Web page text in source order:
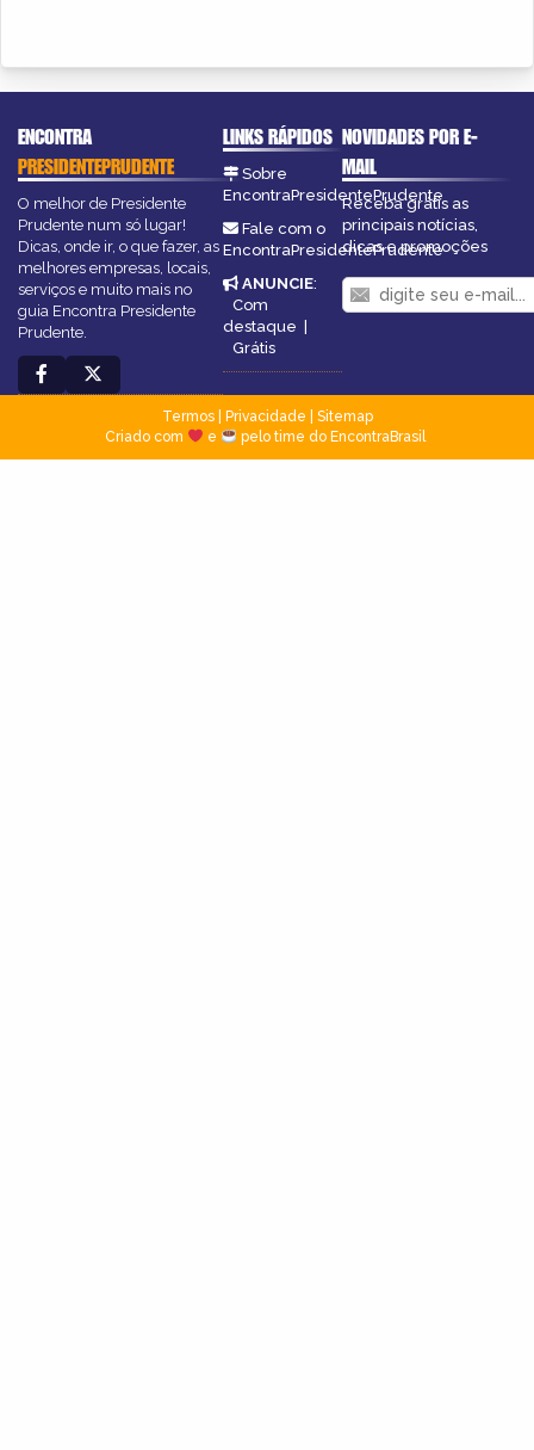
ENCONTRA
PRESIDENTEPRUDENTE
O melhor de Presidente
Prudente num só lugar!
Dicas, onde ir, o que fazer, as
melhores empresas, locais,
serviços e muito mais no
guia Encontra Presidente
Prudente.
LINKS RÁPIDOS
Sobre
EncontraPresidentePrudente
Fale com o
EncontraPresidentePrudente
ANUNCIE:
Com
destaque |
Grátis
NOVIDADES POR E-
MAIL
Receba grátis as
principais notícias,
dicas e promoções
Termos| Privacidade
Sitemap
Criado com
e pelo time do EncontraBrasil